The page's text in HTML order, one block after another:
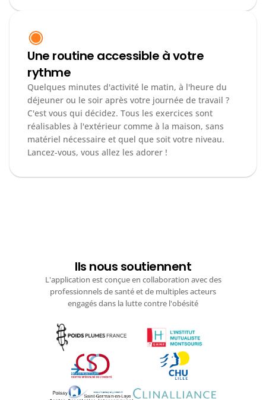
Une routine accessible à votre
rythme
Quelques minutes d'activité le matin, à l'heure du
déjeuner ou le soir après votre journée de travail ?
C'est vous qui décidez. Tous les exercices sont
réalisables à l'extérieur comme à la maison, sans
matériel nécessaire et quel que soit votre niveau.
Lancez-vous, vous allez les adorer !
Ils nous soutiennent
L'application est conçue en collaboration avec des
professionnels de santé et de multiples acteurs
engagés dans la lutte contre l'obésité